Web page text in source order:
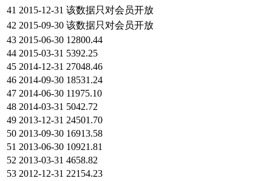
41 2015-12-31 该数据只对会员开放
42 2015-09-30 该数据只对会员开放
43 2015-06-30 12800.44
44 2015-03-31 5392.25
45 2014-12-31 27048.46
46 2014-09-30 18531.24
47 2014-06-30 11975.10
48 2014-03-31 5042.72
49 2013-12-31 24501.70
50 2013-09-30 16913.58
51 2013-06-30 10921.81
52 2013-03-31 4658.82
53 2012-12-31 22154.23